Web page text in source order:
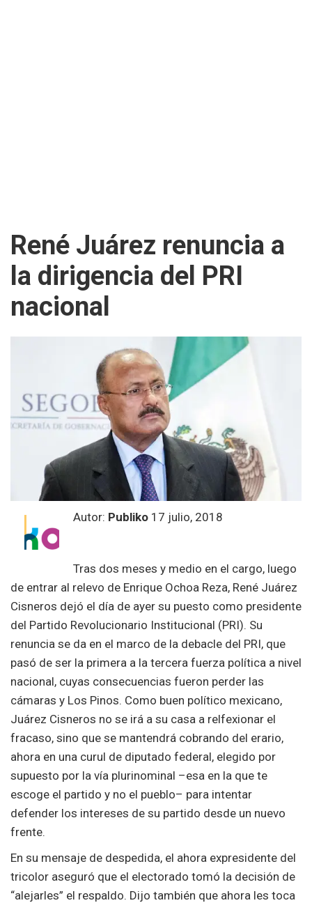
René Juárez renuncia a
la dirigencia del PRI
nacional
Autor: Publiko 17 julio, 2018
Tras dos meses y medio en el cargo, luego
de entrar al relevo de Enrique Ochoa Reza, René Juárez
Cisneros dejó el día de ayer su puesto como presidente
del Partido Revolucionario Institucional (PRI). Su
renuncia se da en el marco de la debacle del PRI, que
pasó de ser la primera a la tercera fuerza política a nivel
nacional, cuyas consecuencias fueron perder las
cámaras y Los Pinos. Como buen político mexicano,
Juárez Cisneros no se irá a su casa a relfexionar el
fracaso, sino que se mantendrá cobrando del erario,
ahora en una curul de diputado federal, elegido por
supuesto por la vía plurinominal –esa en la que te
escoge el partido y no el pueblo– para intentar
defender los intereses de su partido desde un nuevo
frente.
En su mensaje de despedida, el ahora expresidente del
tricolor aseguró que el electorado tomó la decisión de
“alejarles” el respaldo. Dijo también que ahora les toca